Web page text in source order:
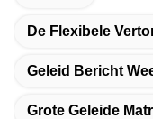
De Flexibele
Geleid Bericht
Grote Geleide